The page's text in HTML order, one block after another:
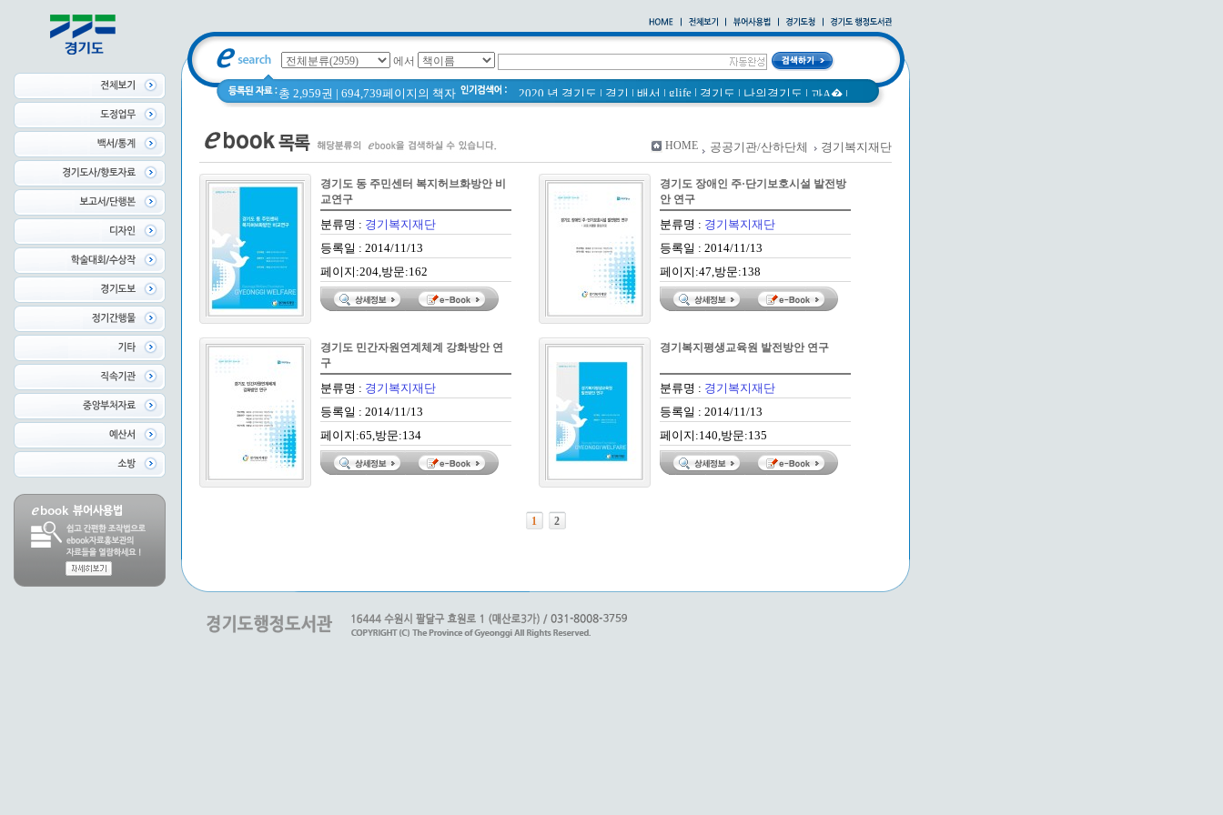
에서
총 2,959권 | 694,739페이지의 책자 2020 년 경기도 | 경기 | 배서 | glife | 경기도 | 나의경기도 | 과A� |
|통계연보
|
2021 경기도 공동주택 품질점검 사례집|경기도 바로알기|
공동주택|국토의 계획 및 이용에 관한 법률_질의 회신 사례집|
의회소식 81호
다문화가족 소식지
HOME 공공기관/산하단체 경기복지재단
경기도 동 주민센터 복지허브화방안 비
교연구
분류명 : 경기복지재단
등록일 : 2014/11/13
페이지:204,방문:162
경기도 장애인 주·단기보호시설 발전방
안 연구
분류명 : 경기복지재단
등록일 : 2014/11/13
페이지:47,방문:138
경기도 민간자원연계체계 강화방안 연
구
분류명 : 경기복지재단
등록일 : 2014/11/13
페이지:65,방문:134
경기복지평생교육원 발전방안 연구
분류명 : 경기복지재단
등록일 : 2014/11/13
페이지:140,방문:135
1 2